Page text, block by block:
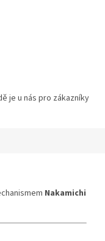
je u nás pro zákazníky
Nakamichi